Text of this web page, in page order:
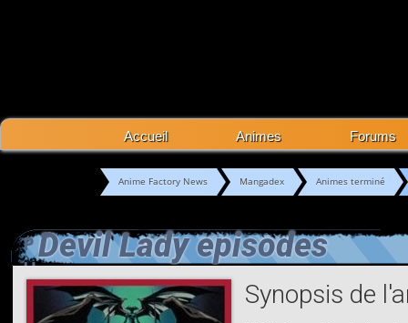
Accueil Animes Forums
Anime Factory News Mangadex Animes terminé
P
U
B
Devil Lady episodes
Synopsis de